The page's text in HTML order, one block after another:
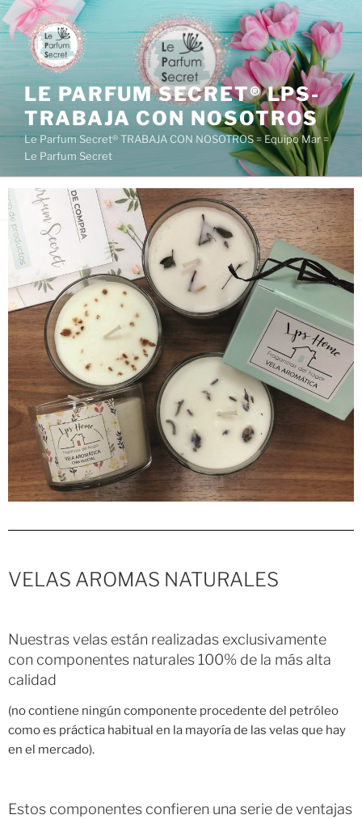
LE PARFUM SECRET® LPS-
TRABAJA CON NOSOTROS
Le Parfum Secret® TRABAJA CON NOSOTROS = Equipo Mar =
Le Parfum Secret
Menú
VELAS AROMAS NATURALES
Nuestras velas están realizadas exclusivamente
con componentes naturales 100% de la más alta
calidad
(no contiene ningún componente procedente del petróleo
como es práctica habitual en la mayoría de las velas que hay
en el mercado).
Estos componentes confieren una serie de ventajas